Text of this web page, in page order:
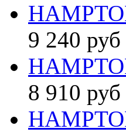
9 240 руб
8 910 руб